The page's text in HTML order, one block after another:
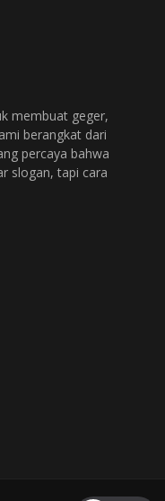
membuat geger,
berangkat dari
percaya bahwa
slogan, tapi cara